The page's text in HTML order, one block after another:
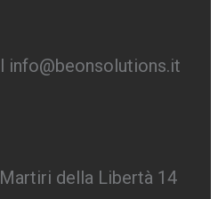
info@beonsolutions.it
della Libertà 14